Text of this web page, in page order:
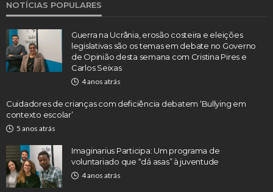
NOTÍCIAS POPULARES
Guerra na Ucrânia, erosão costeira e eleições
legislativas são os temas em debate no Governo
de Opinião desta semana com Cristina Pires e
Carlos Seixas
4 anos atrás
Cuidadores de crianças com deficiência debatem ‘Bullying em
contexto escolar’
5 anos atrás
Imaginarius Participa: Um programa de
voluntariado que “dá asas” à juventude
4 anos atrás